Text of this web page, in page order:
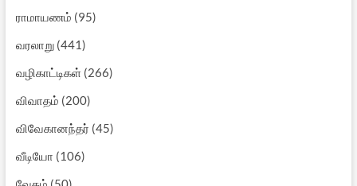
ராமாயணம் (95)
வரலாறு(441)
வழிகாட்டிகள்(266)
விவாதம் (200)
விவேகானந்தர் (45)
வீடியோ (106)